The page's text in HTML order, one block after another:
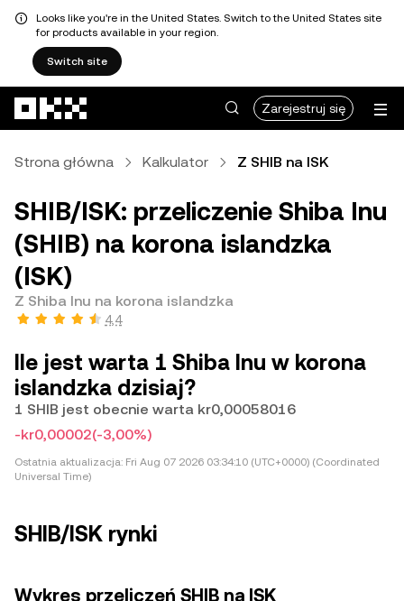
Looks like you're in the United States. Switch to the United States site
for products available in your region.
Switch site
Zarejestruj się
Strona główna Kalkulator Z SHIB na ISK
SHIB/ISK: przeliczenie Shiba Inu
(SHIB) na korona islandzka
(ISK)
Z Shiba Inu na korona islandzka
4,4
Ile jest warta 1 Shiba Inu w korona
islandzka dzisiaj?
1 SHIB jest obecnie warta kr0,00058016
-kr0,00002(-3,00%)
Ostatnia aktualizacja: Fri Aug 07 2026 03:34:10 (UTC+0000) (Coordinated
Universal Time)
SHIB/ISK rynki
Wykres przeliczeń SHIB na ISK